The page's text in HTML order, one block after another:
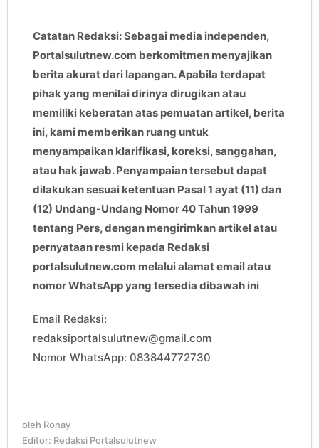
Catatan Redaksi: Sebagai media independen,
Portalsulutnew.com berkomitmen menyajikan
berita akurat dari lapangan. Apabila terdapat
pihak yang menilai dirinya dirugikan atau
memiliki keberatan atas pemuatan artikel, berita
ini, kami memberikan ruang untuk
menyampaikan klarifikasi, koreksi, sanggahan,
atau hak jawab. Penyampaian tersebut dapat
dilakukan sesuai ketentuan Pasal 1 ayat (11) dan
(12) Undang-Undang Nomor 40 Tahun 1999
tentang Pers, dengan mengirimkan artikel atau
pernyataan resmi kepada Redaksi
portalsulutnew.com melalui alamat email atau
nomor WhatsApp yang tersedia dibawah ini
Email Redaksi:
redaksiportalsulutnew@gmail.com
Nomor WhatsApp: 083844772730
oleh Ronay
Editor: Redaksi Portalsulutnew